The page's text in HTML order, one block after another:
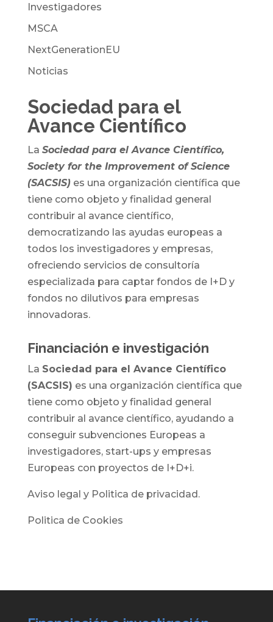
Investigadores
MSCA
NextGenerationEU
Noticias
Sociedad para el
Avance Científico
La Sociedad para el Avance Científico,
Society for the Improvement of Science
(SACSIS)es una organización científica que
tiene como objeto y finalidad general
contribuir al avance científico,
democratizando las ayudas europeas a
todos los investigadores y empresas,
ofreciendo servicios de consultoría
especializada para captar fondos de I+D y
fondos no dilutivos para empresas
innovadoras.
Financiación e investigación
La Sociedad para el Avance Científico
(SACSIS) es una organización científica que
tiene como objeto y finalidad general
contribuir al avance científico, ayudando a
conseguir subvenciones Europeas a
investigadores, start-ups y empresas
Europeas con proyectos de I+D+i.
Aviso legal y Politica de privacidad.
Politica de Cookies